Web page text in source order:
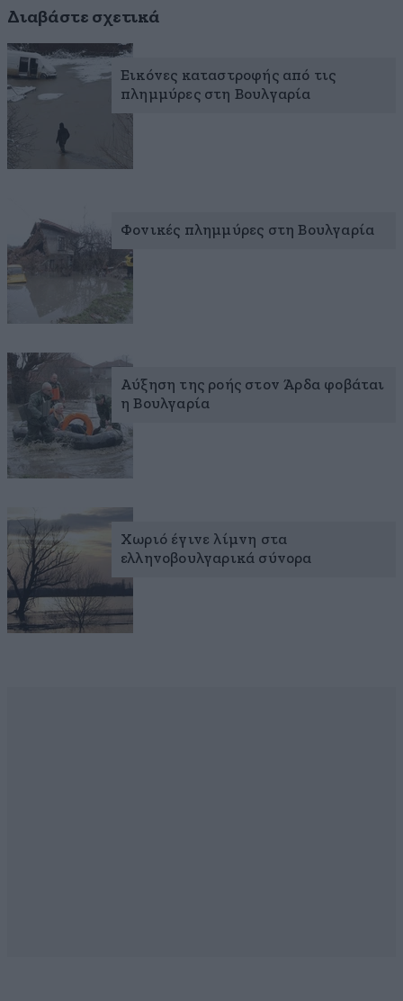
Διαβάστε σχετικά
Εικόνες καταστροφής από τις
πλημμύρες στη Βουλγαρία
Φονικές πλημμύρες στη Βουλγαρία
Αύξηση της ροής στον Άρδα φοβάται
η Βουλγαρία
Χωριό έγινε λίμνη στα
ελληνοβουλγαρικά σύνορα